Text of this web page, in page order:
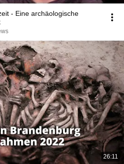
- Eine archäologische
26:11